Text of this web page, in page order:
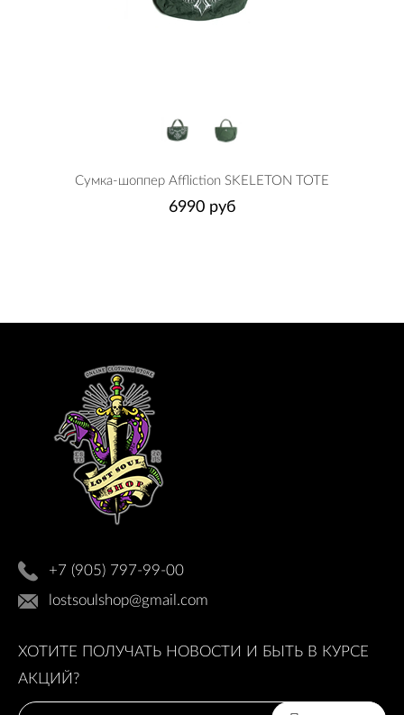
Сумка-шоппер Affliction SKELETON TOTE
6990 руб
+7 (905) 797-99-00
lostsoulshop@gmail.com
ХОТИТЕ ПОЛУЧАТЬ НОВОСТИ И БЫТЬ В КУРСЕ
АКЦИЙ?